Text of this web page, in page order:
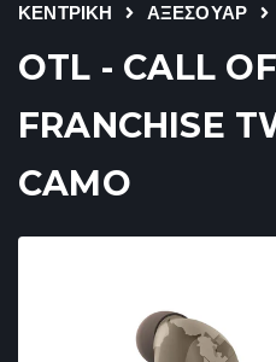
ΚΕΝΤΡΙΚΗ ΑΞΕΣΟΥΑΡ
OTL - CALL
FRANCHISE
CAMO